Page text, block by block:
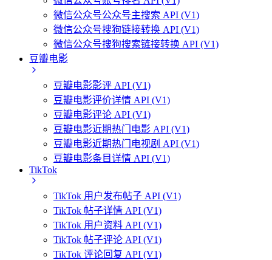
微信公众号公众号主搜索 API (V1)
微信公众号搜狗链接转换 API (V1)
微信公众号搜狗搜索链接转换 API (V1)
豆瓣电影
豆瓣电影影评 API (V1)
豆瓣电影评价详情 API (V1)
豆瓣电影评论 API (V1)
豆瓣电影近期热门电影 API (V1)
豆瓣电影近期热门电视剧 API (V1)
豆瓣电影条目详情 API (V1)
TikTok
TikTok 用户发布帖子 API (V1)
TikTok 帖子详情 API (V1)
TikTok 用户资料 API (V1)
TikTok 帖子评论 API (V1)
TikTok 评论回复 API (V1)